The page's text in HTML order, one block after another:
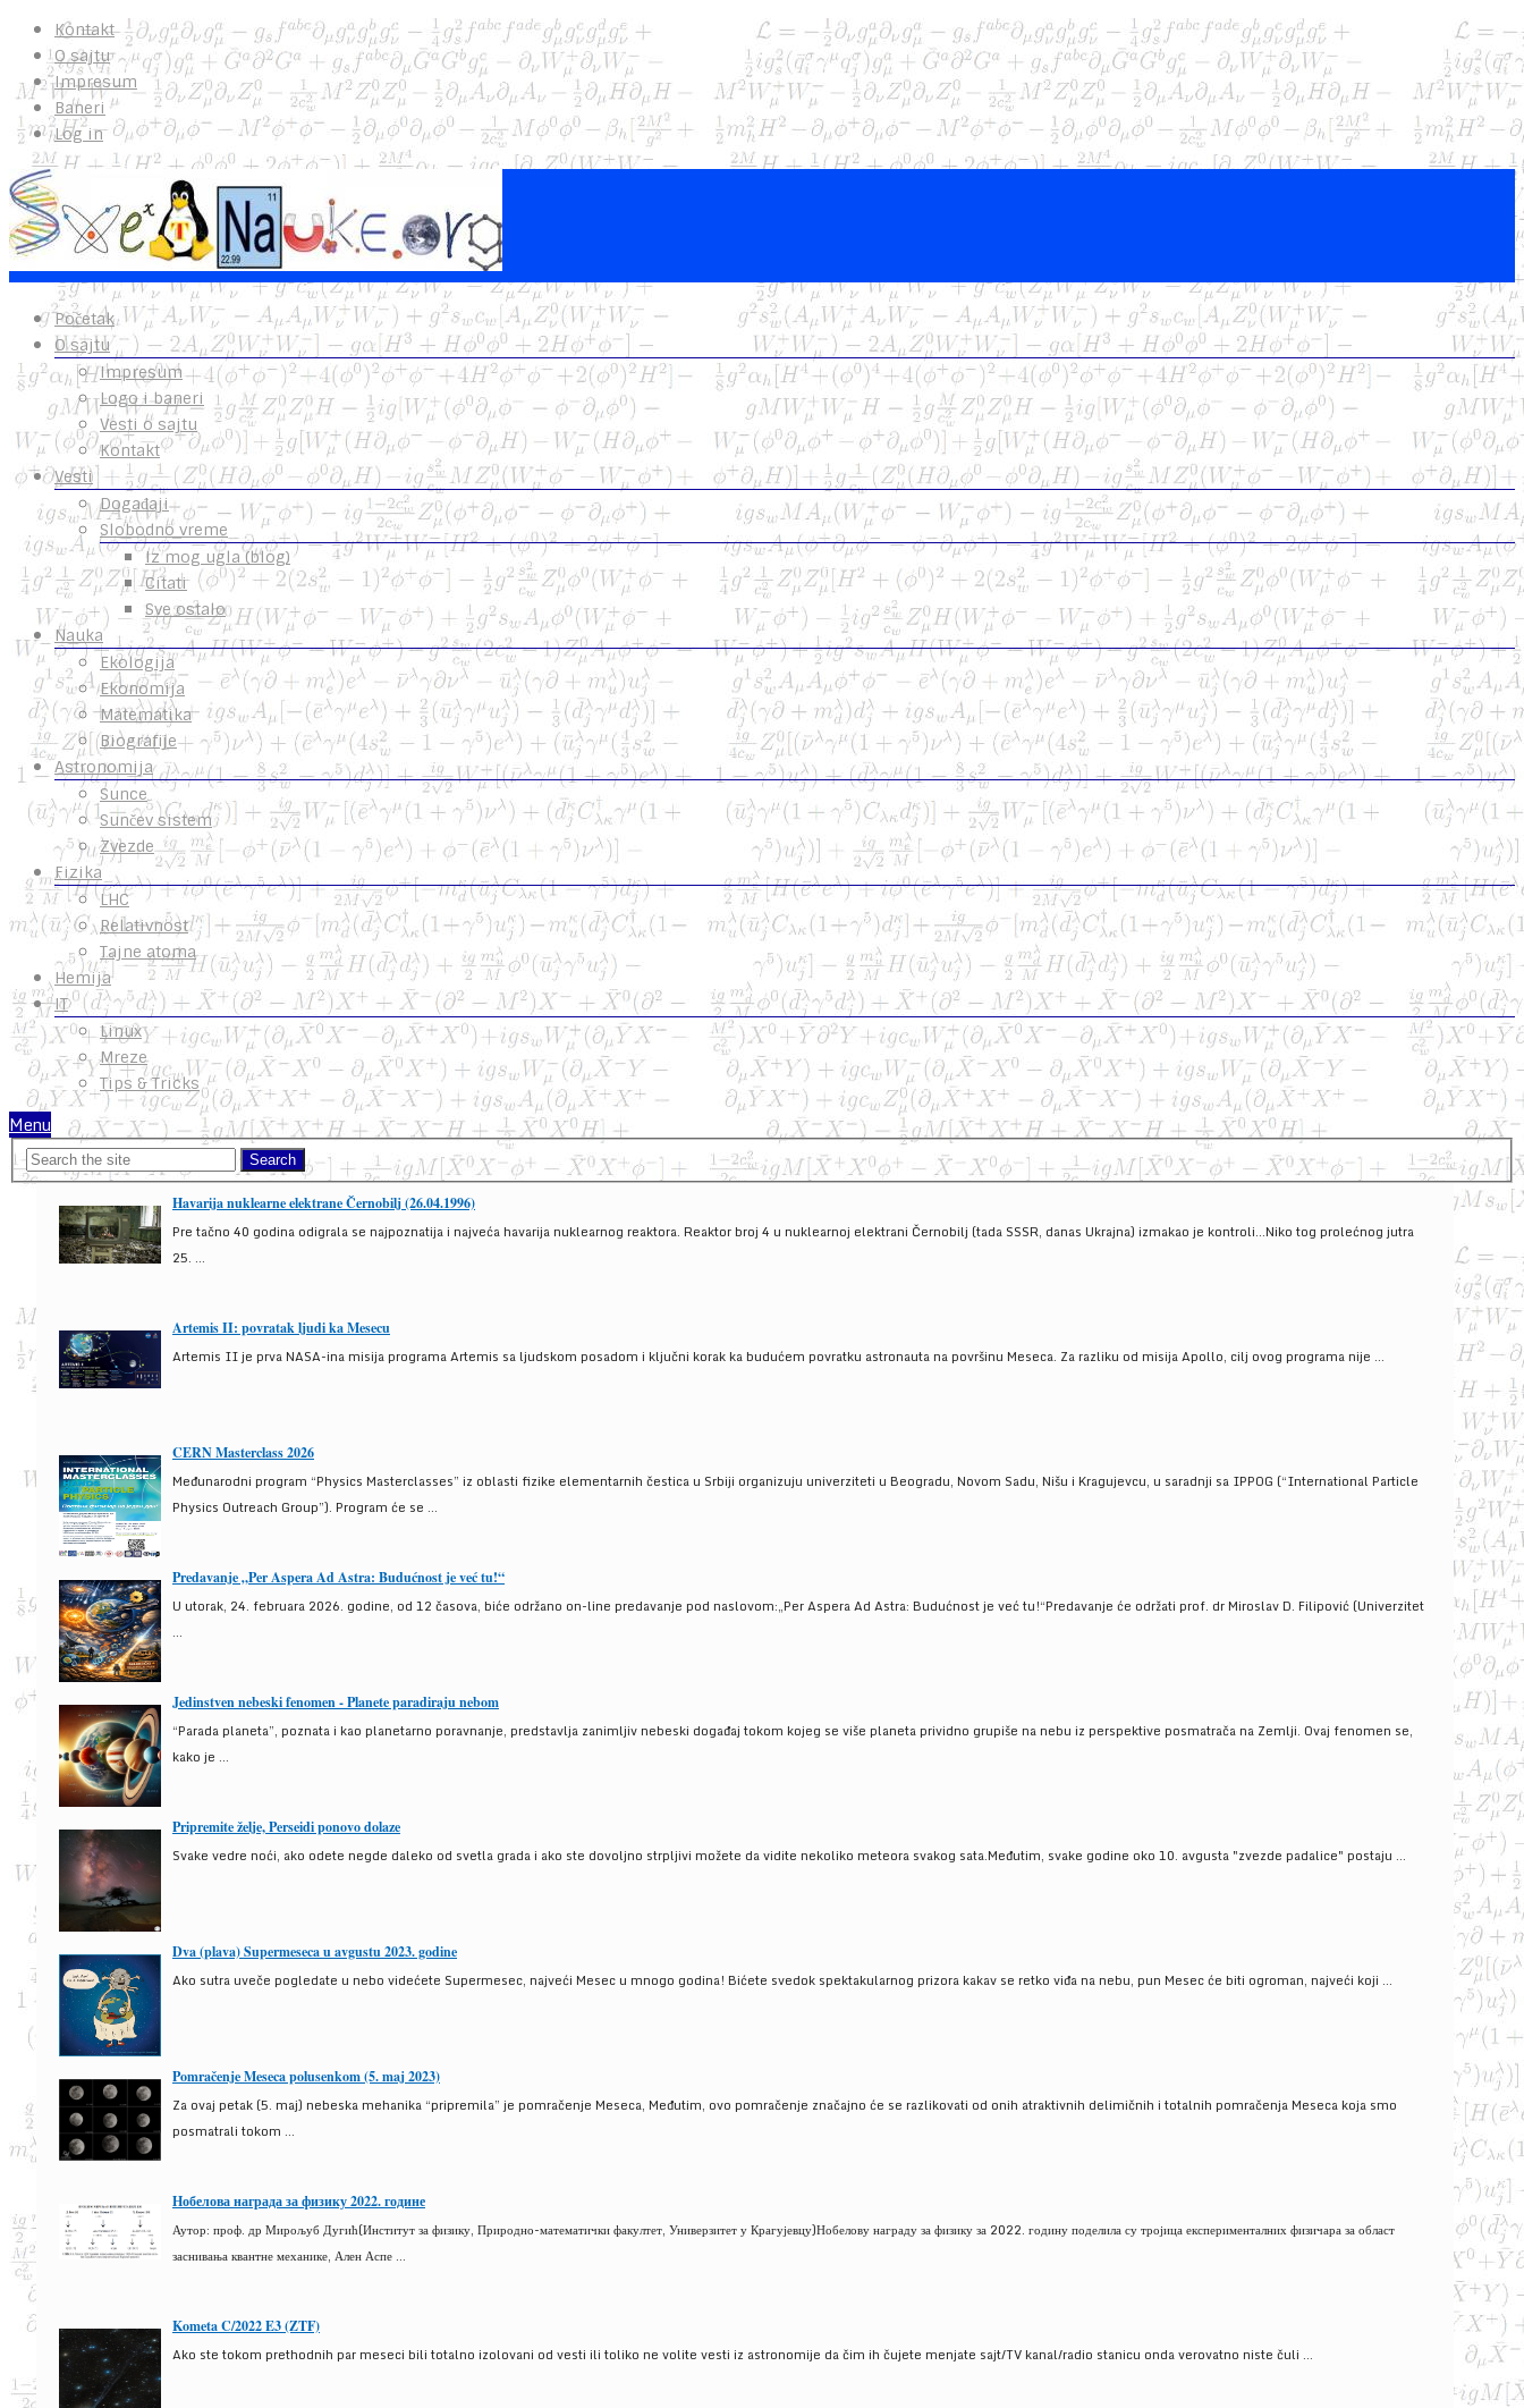
Kontakt
O sajtu
Impresum
Baneri
Log in
Početak
O sajtu
Impresum
Logo i baneri
Vesti o sajtu
Kontakt
Vesti
Događaji
Slobodno vreme
Iz mog ugla (blog)
Citati
Sve ostalo
Nauka
Ekologija
Ekonomija
Matematika
Biografije
Astronomija
Sunce
Sunčev sistem
Zvezde
Fizika
LHC
Relativnost
Tajne atoma
Hemija
IT
Linux
Mreze
Tips & Tricks
Menu
Havarija nuklearne elektrane Černobilj (26.04.1996)
Pre tačno 40 godina odigrala se najpoznatija i najveća havarija nuklearnog reaktora. Reaktor broj 4 u nuklearnoj elektrani Černobilj (tada SSSR, danas Ukrajna) izmakao je kontroli...Niko tog prolećnog jutra
25. ...
Artemis II: povratak ljudi ka Mesecu
Artemis II je prva NASA-ina misija programa Artemis sa ljudskom posadom i ključni korak ka budućem povratku astronauta na površinu Meseca. Za razliku od misija Apollo, cilj ovog programa nije ...
CERN Masterclass 2026
Međunarodni program “Physics Masterclasses” iz oblasti fizike elementarnih čestica u Srbiji organizuju univerziteti u Beogradu, Novom Sadu, Nišu i Kragujevcu, u saradnji sa IPPOG (“International Particle
Physics Outreach Group”). Program će se ...
Predavanje „Per Aspera Ad Astra: Budućnost je već tu!“
U utorak, 24. februara 2026. godine, od 12 časova, biće održano on-line predavanje pod naslovom:„Per Aspera Ad Astra: Budućnost je već tu!“Predavanje će održati prof. dr Miroslav D. Filipović (Univerzitet
...
Jedinstven nebeski fenomen - Planete paradiraju nebom
“Parada planeta”, poznata i kao planetarno poravnanje, predstavlja zanimljiv nebeski događaj tokom kojeg se više planeta prividno grupiše na nebu iz perspektive posmatrača na Zemlji. Ovaj fenomen se,
kako je ...
Pripremite želje, Perseidi ponovo dolaze
Svake vedre noći, ako odete negde daleko od svetla grada i ako ste dovoljno strpljivi možete da vidite nekoliko meteora svakog sata.Međutim, svake godine oko 10. avgusta "zvezde padalice" postaju ...
Dva (plava) Supermeseca u avgustu 2023. godine
Ako sutra uveče pogledate u nebo videćete Supermesec, najveći Mesec u mnogo godina! Bićete svedok spektakularnog prizora kakav se retko viđa na nebu, pun Mesec će biti ogroman, najveći koji ...
Pomračenje Meseca polusenkom (5. maj 2023)
Za ovaj petak (5. maj) nebeska mehanika “pripremila” je pomračenje Meseca, Međutim, ovo pomračenje značajno će se razlikovati od onih atraktivnih delimičnih i totalnih pomračenja Meseca koja smo
posmatrali tokom ...
Нобелова награда за физику 2022. године
Аутор: проф. др Мирољуб Дугић(Институт за физику, Природно-математички факултет, Универзитет у Крагујевцу)Нобелову награду за физику за 2022. годину поделила су тројица експерименталних физичара за област
заснивања квантне механике, Ален Аспе ...
Kometa C/2022 E3 (ZTF)
Ako ste tokom prethodnih par meseci bili totalno izolovani od vesti ili toliko ne volite vesti iz astronomije da čim ih čujete menjate sajt/TV kanal/radio stanicu onda verovatno niste čuli ...